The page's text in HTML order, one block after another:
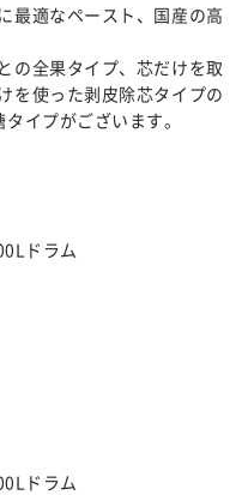
最適なペースト、国産の高
の全果タイプ、芯だけを取
を使った剥皮除芯タイプの
イプがございます。
ドラム
ドラム